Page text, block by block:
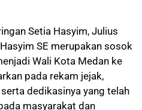
Setia Hasyim, Julius
SE merupakan sosok
Wali Kota Medan ke
pada rekam jejak,
dedikasinya yang telah
masyarakat dan